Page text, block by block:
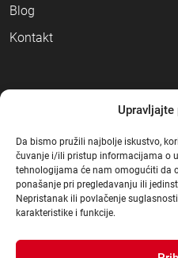
Da bismo pružili najbolje iskustvo,
čuvanje i/ili pristup informacijama o
tehnologijama će nam omogućiti da
ponašanje pri pregledavanju ili
Nepristanak ili povlačenje
karakteristike i funkcije.
Blog
Kontakt